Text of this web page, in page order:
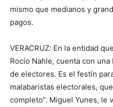
mismo que medianos y
pagos.
VERACRUZ: En la entidad
Rocío Nahle, cuenta con
de electores. Es el festín
malabaristas electorales,
completo”. Miguel Yunes, le